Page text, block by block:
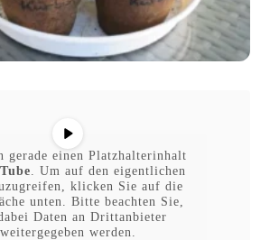
gerade einen Platzhalterinhalt
. Um auf den eigentlichen
klicken Sie auf die
unten. Bitte beachten Sie,
Daten an Drittanbieter
weitergegeben werden.